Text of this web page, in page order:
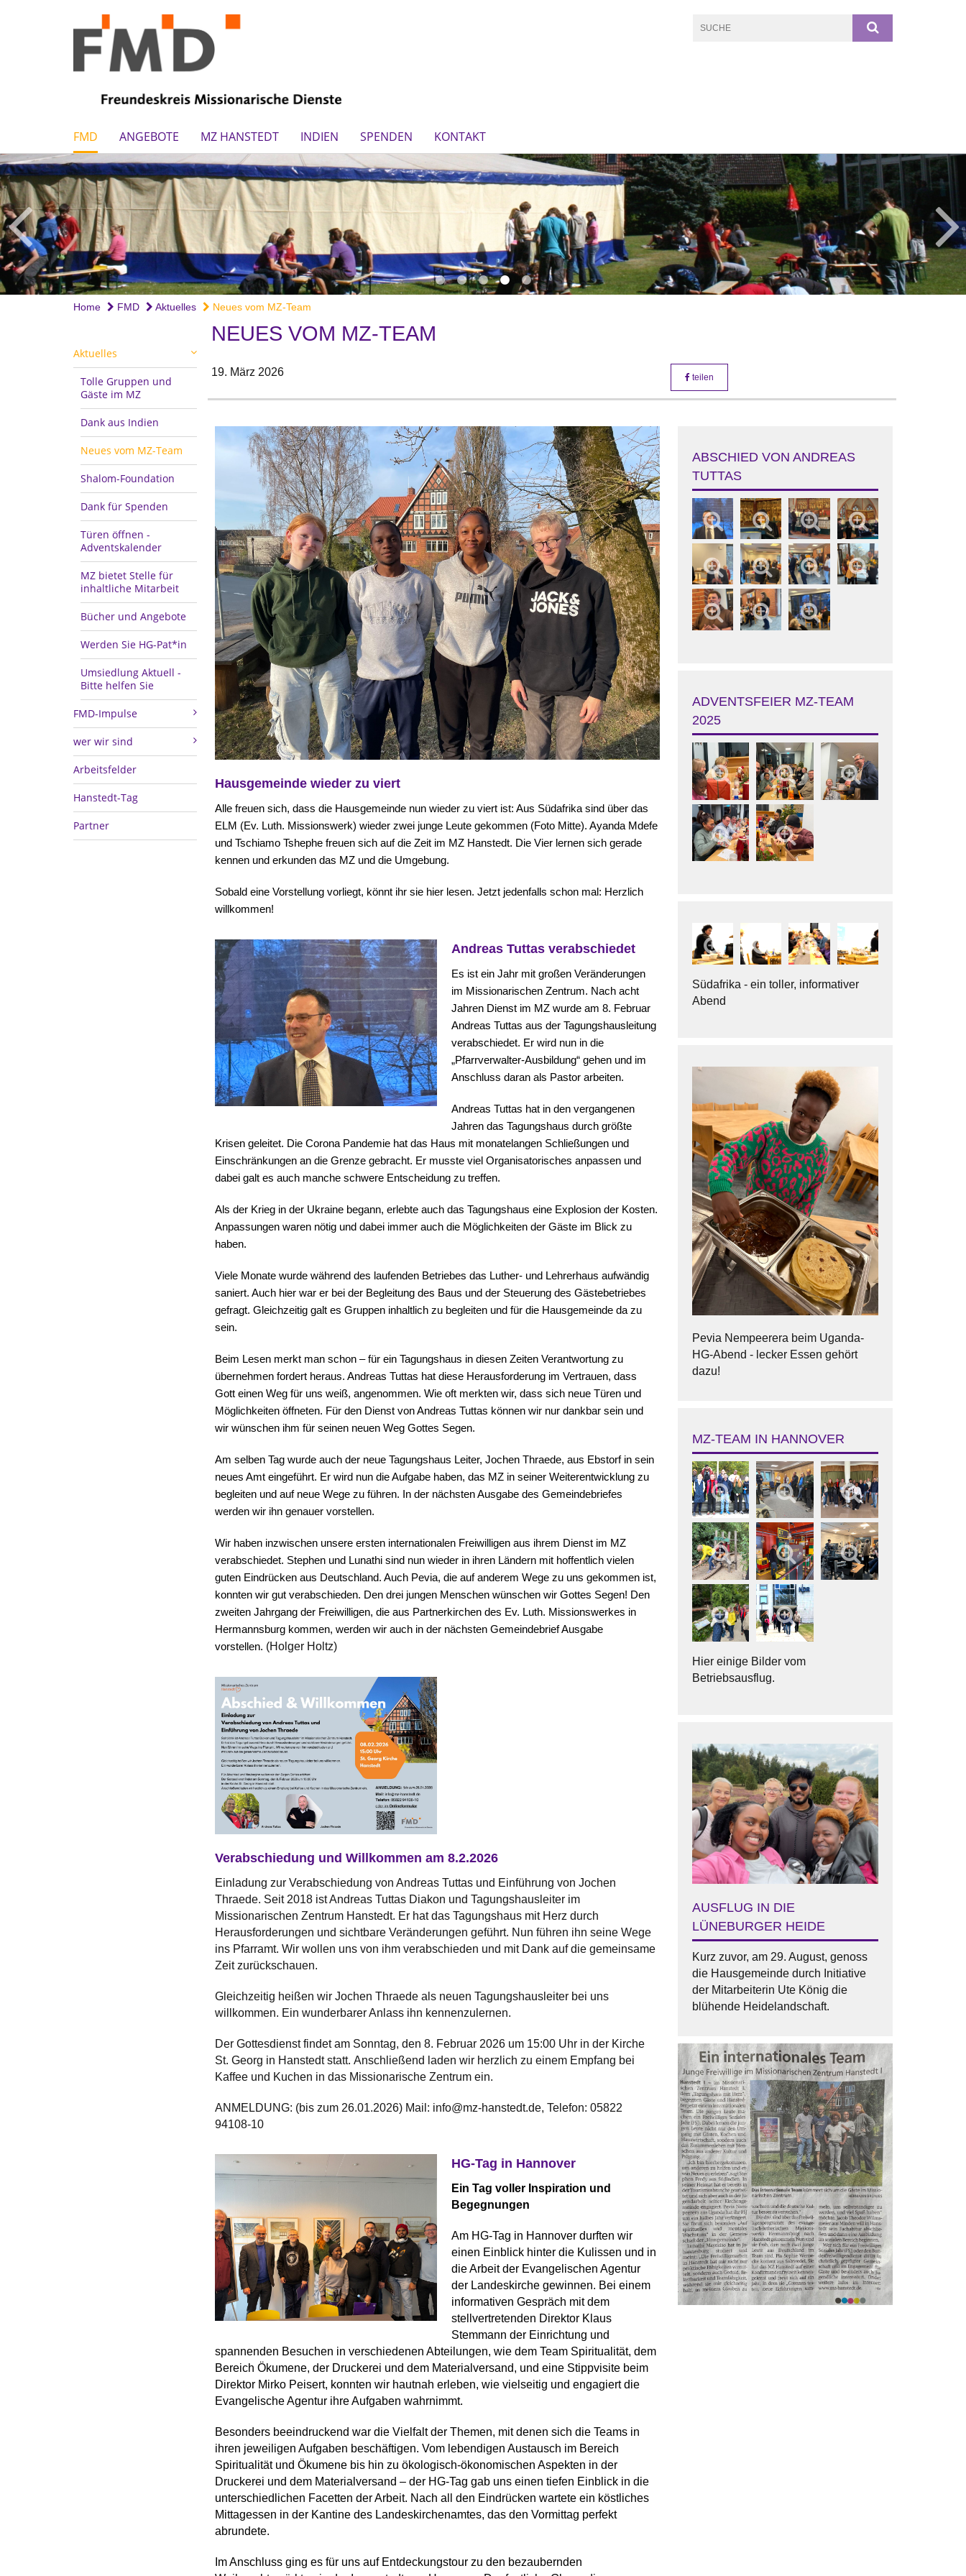
FMD ANGEBOTE MZ HANSTEDT INDIEN SPENDEN KONTAKT
Home FMD Aktuelles Neues vom MZ-Team
Aktuelles
Tolle Gruppen und
Gäste im MZ
Dank aus Indien
Neues vom MZ-Team
Shalom-Foundation
Dank für Spenden
Türen öffnen -
Adventskalender
MZ bietet Stelle für
inhaltliche Mitarbeit
Bücher und Angebote
Werden Sie HG-Pat*in
Umsiedlung Aktuell -
Bitte helfen Sie
FMD-Impulse
wer wir sind
Arbeitsfelder
Hanstedt-Tag
Partner
NEUES VOM MZ-TEAM
19. März 2026 teilen
Hausgemeinde wieder zu viert
Alle freuen sich, dass die Hausgemeinde nun wieder zu viert ist: Aus Südafrika sind über das
ELM (Ev. Luth. Missionswerk) wieder zwei junge Leute gekommen (Foto Mitte). Ayanda Mdefe
und Tschiamo Tshephe freuen sich auf die Zeit im MZ Hanstedt. Die Vier lernen sich gerade
kennen und erkunden das MZ und die Umgebung.
Sobald eine Vorstellung vorliegt, könnt ihr sie hier lesen. Jetzt jedenfalls schon mal: Herzlich
willkommen!
Andreas Tuttas verabschiedet
Es ist ein Jahr mit großen Veränderungen
im Missionarischen Zentrum. Nach acht
Jahren Dienst im MZ wurde am 8. Februar
Andreas Tuttas aus der Tagungshausleitung
verabschiedet. Er wird nun in die
„Pfarrverwalter-Ausbildung“ gehen und im
Anschluss daran als Pastor arbeiten.
Andreas Tuttas hat in den vergangenen
Jahren das Tagungshaus durch größte
Krisen geleitet. Die Corona Pandemie hat das Haus mit monatelangen Schließungen und
Einschränkungen an die Grenze gebracht. Er musste viel Organisatorisches anpassen und
dabei galt es auch manche schwere Entscheidung zu treffen.
Als der Krieg in der Ukraine begann, erlebte auch das Tagungshaus eine Explosion der Kosten.
Anpassungen waren nötig und dabei immer auch die Möglichkeiten der Gäste im Blick zu
haben.
Viele Monate wurde während des laufenden Betriebes das Luther- und Lehrerhaus aufwändig
saniert. Auch hier war er bei der Begleitung des Baus und der Steuerung des Gästebetriebes
gefragt. Gleichzeitig galt es Gruppen inhaltlich zu begleiten und für die Hausgemeinde da zu
sein.
Beim Lesen merkt man schon – für ein Tagungshaus in diesen Zeiten Verantwortung zu
übernehmen fordert heraus. Andreas Tuttas hat diese Herausforderung im Vertrauen, dass
Gott einen Weg für uns weiß, angenommen. Wie oft merkten wir, dass sich neue Türen und
Möglichkeiten öffneten. Für den Dienst von Andreas Tuttas können wir nur dankbar sein und
wir wünschen ihm für seinen neuen Weg Gottes Segen.
Am selben Tag wurde auch der neue Tagungshaus Leiter, Jochen Thraede, aus Ebstorf in sein
neues Amt eingeführt. Er wird nun die Aufgabe haben, das MZ in seiner Weiterentwicklung zu
begleiten und auf neue Wege zu führen. In der nächsten Ausgabe des Gemeindebriefes
werden wir ihn genauer vorstellen.
Wir haben inzwischen unsere ersten internationalen Freiwilligen aus ihrem Dienst im MZ
verabschiedet. Stephen und Lunathi sind nun wieder in ihren Ländern mit hoffentlich vielen
guten Eindrücken aus Deutschland. Auch Pevia, die auf anderem Wege zu uns gekommen ist,
konnten wir gut verabschieden. Den drei jungen Menschen wünschen wir Gottes Segen! Den
zweiten Jahrgang der Freiwilligen, die aus Partnerkirchen des Ev. Luth. Missionswerkes in
Hermannsburg kommen, werden wir auch in der nächsten Gemeindebrief Ausgabe
vorstellen. (Holger Holtz)
Verabschiedung und Willkommen am 8.2.2026
Einladung zur Verabschiedung von Andreas Tuttas und Einführung von Jochen
Thraede. Seit 2018 ist Andreas Tuttas Diakon und Tagungshausleiter im
Missionarischen Zentrum Hanstedt. Er hat das Tagungshaus mit Herz durch
Herausforderungen und sichtbare Veränderungen geführt. Nun führen ihn seine Wege
ins Pfarramt. Wir wollen uns von ihm verabschieden und mit Dank auf die gemeinsame
Zeit zurückschauen.
Gleichzeitig heißen wir Jochen Thraede als neuen Tagungshausleiter bei uns
willkommen. Ein wunderbarer Anlass ihn kennenzulernen.
Der Gottesdienst findet am Sonntag, den 8. Februar 2026 um 15:00 Uhr in der Kirche
St. Georg in Hanstedt statt. Anschließend laden wir herzlich zu einem Empfang bei
Kaffee und Kuchen in das Missionarische Zentrum ein.
ANMELDUNG: (bis zum 26.01.2026) Mail: info@mz-hanstedt.de, Telefon: 05822
94108-10
HG-Tag in Hannover
Ein Tag voller Inspiration und
Begegnungen
Am HG-Tag in Hannover durften wir
einen Einblick hinter die Kulissen und in
die Arbeit der Evangelischen Agentur
der Landeskirche gewinnen. Bei einem
informativen Gespräch mit dem
stellvertretenden Direktor Klaus
Stemmann der Einrichtung und
spannenden Besuchen in verschiedenen Abteilungen, wie dem Team Spiritualität, dem
Bereich Ökumene, der Druckerei und dem Materialversand, und eine Stippvisite beim
Direktor Mirko Peisert, konnten wir hautnah erleben, wie vielseitig und engagiert die
Evangelische Agentur ihre Aufgaben wahrnimmt.
Besonders beeindruckend war die Vielfalt der Themen, mit denen sich die Teams in
ihren jeweiligen Aufgaben beschäftigen. Vom lebendigen Austausch im Bereich
Spiritualität und Ökumene bis hin zu ökologisch-ökonomischen Aspekten in der
Druckerei und dem Materialversand – der HG-Tag gab uns einen tiefen Einblick in die
unterschiedlichen Facetten der Arbeit. Nach all den Eindrücken wartete ein köstliches
Mittagessen in der Kantine des Landeskirchenamtes, das den Vormittag perfekt
abrundete.
Im Anschluss ging es für uns auf Entdeckungstour zu den bezaubernden
ABSCHIED VON ANDREAS
TUTTAS
ADVENTSFEIER MZ-TEAM
2025
Südafrika - ein toller, informativer
Abend
Pevia Nempeerera beim Uganda-
HG-Abend - lecker Essen gehört
dazu!
MZ-TEAM IN HANNOVER
Hier einige Bilder vom
Betriebsausflug.
AUSFLUG IN DIE
LÜNEBURGER HEIDE
Kurz zuvor, am 29. August, genoss
die Hausgemeinde durch Initiative
der Mitarbeiterin Ute König die
blühende Heidelandschaft.